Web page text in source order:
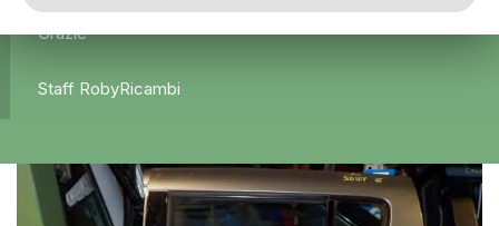
Grazie
Staff RobyRicambi